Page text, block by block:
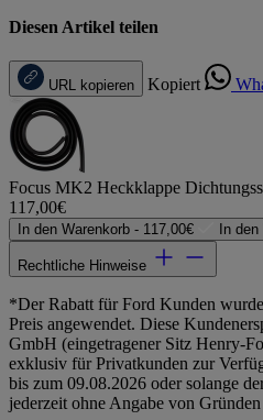
Diesen Artikel teilen
URL kopieren Kopiert
Focus MK2 Heckklappe
117,00€
In den Warenkorb - 117,00€ In
Rechtliche Hinweise
*Der Rabatt für Ford Kunden
Preis angewendet. Diese
GmbH (eingetragener Sitz Henry-
exklusiv für Privatkunden zur
bis zum 09.08.2026 oder solange
jederzeit ohne Angabe von